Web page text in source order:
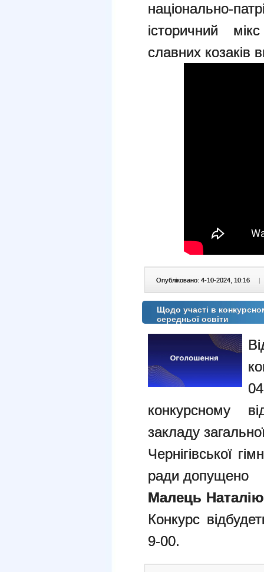
національно-
історичний
славних козаків
Опубліковано: 4-10-2024, 10:16 |
Щодо участі в
середньої освіти
конкурсному
закладу
Чернігівської
ради допущено
Малець Наталію
Конкурс
9-00.